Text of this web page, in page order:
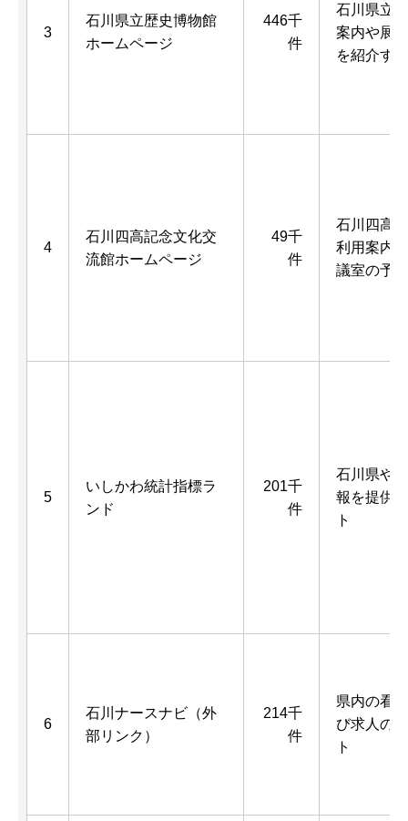
3
石川県立歴史博物館
ホームページ
446千
件
石川県立
案内や展
を紹介す
4
石川四高記念文化交
流館ホームページ
49千
件
石川四高
利用案内
議室の予
5
いしかわ統計指標ラ
ンド
201千
件
石川県や
報を提供
ト
6
石川ナースナビ（外
部リンク）
214千
件
県内の看
び求人の
ト